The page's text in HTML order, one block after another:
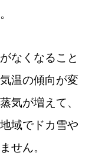
なくなること
温の傾向が変
気が増えて、
域でドカ雪や
せん。